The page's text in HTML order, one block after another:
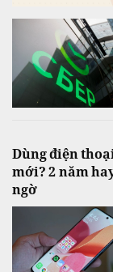
Dùng điện
mới? 2 năm
ngờ